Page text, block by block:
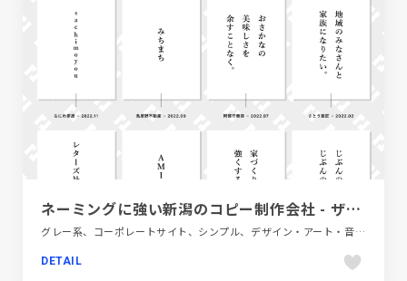
ネーミングに強い新潟のコピー制作会社 - ザツダン
グレー系、コーポレートサイト、シンプル、デザイン・アート・音楽・文芸、ホワイト系、ポップ
DETAIL